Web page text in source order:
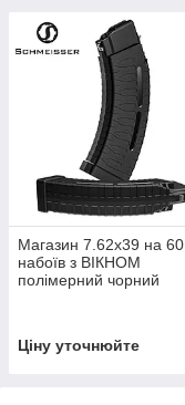
Магазин 7.62х39 на 60
набоїв з ВІКНОМ
полімерний чорний
Ціну уточнюйте